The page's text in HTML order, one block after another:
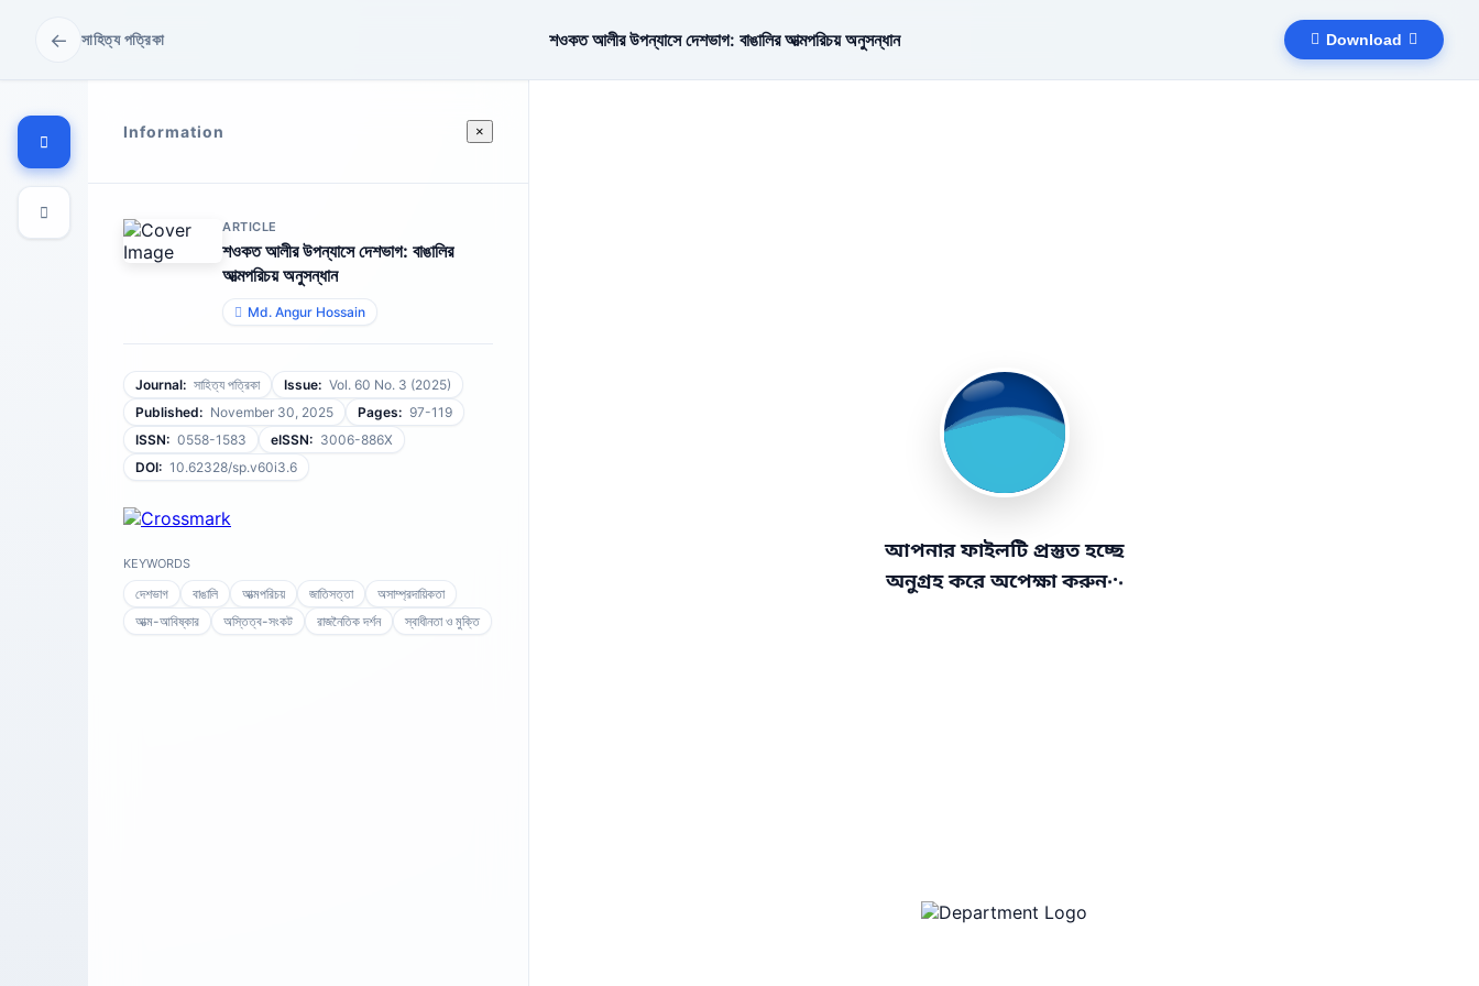
← সাহিত্য পত্রিকা শওকত আলীর উপন্যাসে দেশভাগ: বাঙালির আত্মপরিচয় অনুসন্ধান Download
Information ×
ARTICLE
শওকত আলীর উপন্যাসে দেশভাগ: বাঙালির
আত্মপরিচয় অনুসন্ধান
Md. Angur Hossain
Journal: সাহিত্য পত্রিকা Issue: Vol. 60 No. 3 (2025)
Published: November 30, 2025 Pages: 97-119
ISSN: 0558-1583 eISSN: 3006-886X
DOI: 10.62328/sp.v60i3.6
KEYWORDS
দেশভাগ বাঙালি আত্মপরিচয় জাতিসত্তা
অসাম্প্রদায়িকতা
আত্ম-আবিষ্কার
অস্তিত্ব-সংকট রাজনৈতিক দর্শন স্বাধীনতা ও মুক্তি
আপনার ফাইলটি প্রস্তুত হচ্ছে
অনুগ্রহ করে অপেক্ষা করুন...